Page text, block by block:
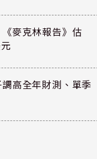
麥克林報告》估
高全年財測、單季